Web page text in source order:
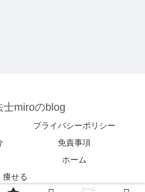
士miroのblog
プライバシーポリシー
免責事項
ホーム
痩せる
ホーム